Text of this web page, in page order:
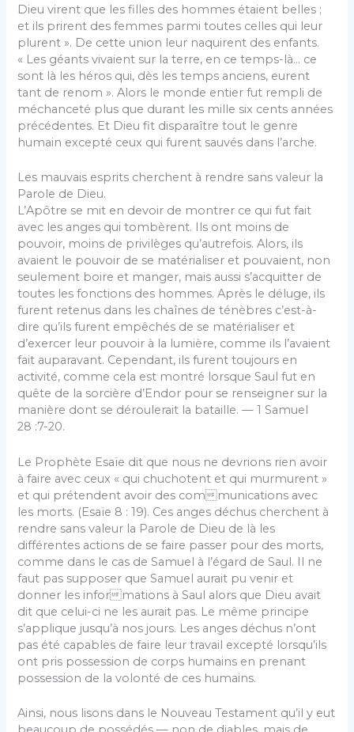
Dieu virent que les filles des hommes étaient belles ;
et ils prirent des femmes parmi toutes celles qui leur
plurent ». De cette union leur naquirent des enfants.
« Les géants vivaient sur la terre, en ce temps-là… ce
sont là les héros qui, dès les temps anciens, eurent
tant de renom ». Alors le monde entier fut rempli de
méchanceté plus que durant les mille six cents années
précédentes. Et Dieu fit disparaître tout le genre
humain excepté ceux qui furent sauvés dans l’arche.
Les mauvais esprits cherchent à rendre sans valeur la
Parole de Dieu.
L’Apôtre se mit en devoir de montrer ce qui fut fait
avec les anges qui tombèrent. Ils ont moins de
pouvoir, moins de privilèges qu’autrefois. Alors, ils
avaient le pouvoir de se matérialiser et pouvaient, non
seulement boire et manger, mais aussi s’acquitter de
toutes les fonctions des hommes. Après le déluge, ils
furent retenus dans les chaînes de ténèbres c’est-à-
dire qu’ils furent empêchés de se matérialiser et
d’exercer leur pouvoir à la lumière, comme ils l’avaient
fait auparavant. Cependant, ils furent toujours en
activité, comme cela est montré lorsque Saul fut en
quête de la sorcière d’Endor pour se renseigner sur la
manière dont se déroulerait la bataille. — 1 Samuel
28 :7-20.
Le Prophète Esaïe dit que nous ne devrions rien avoir
à faire avec ceux « qui chuchotent et qui murmurent »
et qui prétendent avoir des communications avec
les morts. (Esaïe 8 : 19). Ces anges déchus cherchent à
rendre sans valeur la Parole de Dieu de là les
différentes actions de se faire passer pour des morts,
comme dans le cas de Samuel à l’égard de Saul. Il ne
faut pas supposer que Samuel aurait pu venir et
donner les informations à Saul alors que Dieu avait
dit que celui-ci ne les aurait pas. Le même principe
s’applique jusqu’à nos jours. Les anges déchus n’ont
pas été capables de faire leur travail excepté lorsqu’ils
ont pris possession de corps humains en prenant
possession de la volonté de ces humains.
Ainsi, nous lisons dans le Nouveau Testament qu’il y eut